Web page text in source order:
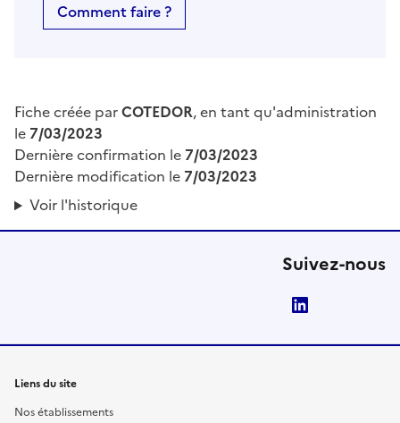
Comment faire ?
Fiche créée parCOTEDOR, en tant qu'administration
le 7/03/2023
Dernière confirmation le 7/03/2023
Dernière modification le 7/03/2023
Voir l'historique
Suivez-nous
Liens du site
Nos établissements